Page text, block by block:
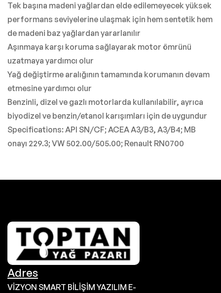
Tek başına madeni yağlardan elde edilemeyecek yüksek
performans seviyelerine ulaşmak için hem sentetik hem
de madeni baz yağlardan yararlanılır
Aşınmaya karşı koruma sağlayarak motor ömrünü
uzatmaya yardımcı olur
Yağ değiştirme aralığının tamamında korumanın devam
etmesine yardımcı olur
Benzinli, dizel ve gazlı motorlarda kullanılabilir, ayrıca
biyodizel ve benzin/etanol karışımları için de uygundur
Specifications: API SN/CF; ACEA A3/B3, A3/B4; MB
onayı 229.3; VW 502.00/505.00; Renault RN0700
Adres
VİZYON SMART BİLİŞİM YAZILIM E-